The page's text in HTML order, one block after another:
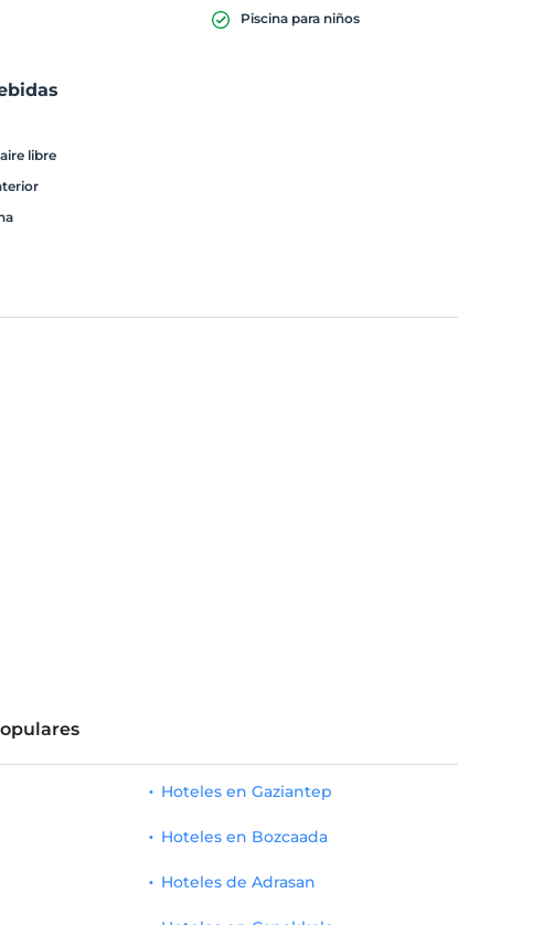
Piscina para niños
libre
Hoteles en Gaziantep
Hoteles en Bozcaada
Hoteles de Adrasan